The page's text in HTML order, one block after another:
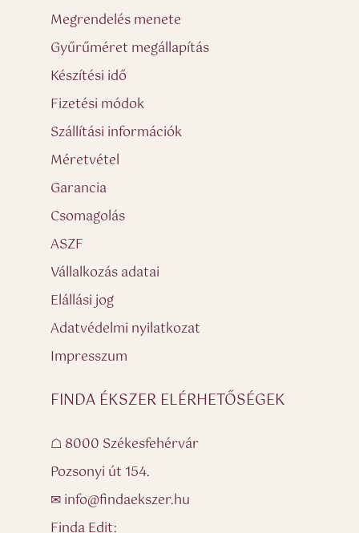
Megrendelés menete
Gyűrűméret megállapítás
Készítési idő
Fizetési módok
Szállítási információk
Méretvétel
Garancia
Csomagolás
ASZF
Vállalkozás adatai
Elállási jog
Adatvédelmi nyilatkozat
Impresszum
FINDA ÉKSZER ELÉRHETŐSÉGEK
☖ 8000 Székesfehérvár
Pozsonyi út 154.
✉ info@findaekszer.hu
Finda Edit: